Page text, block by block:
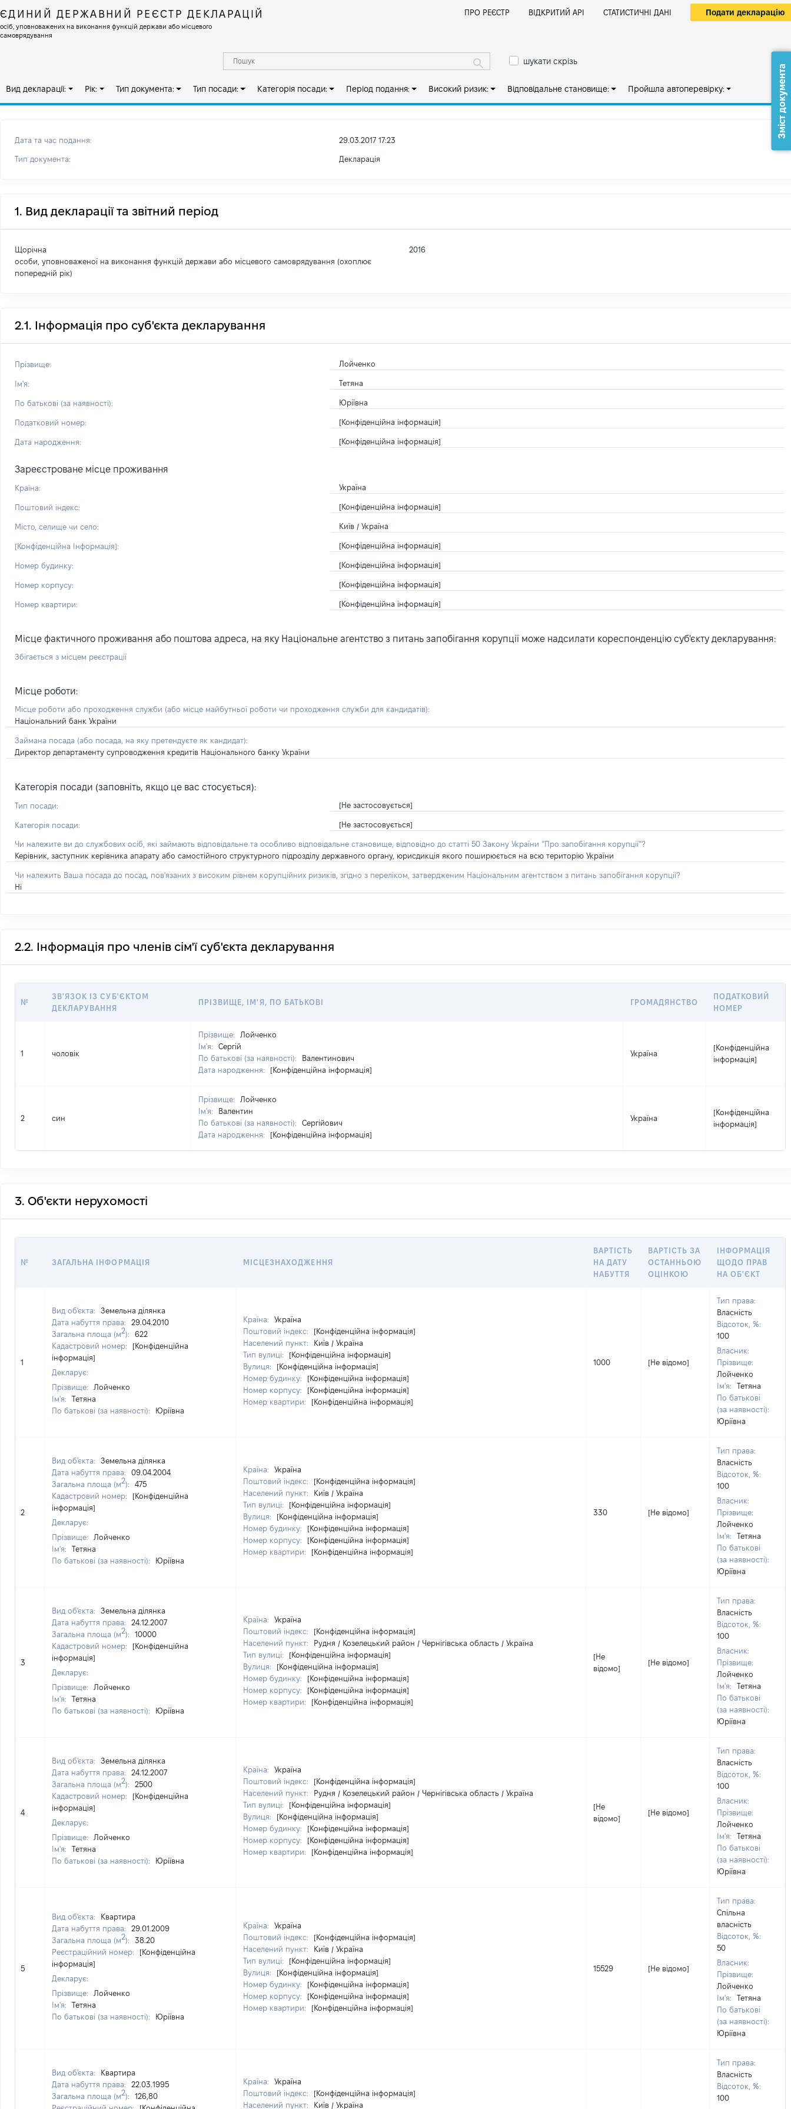
ЄДИНИЙ ДЕРЖАВНИЙ РЕЄСТР ДЕКЛАРАЦІЙ
осіб, уповноважених на виконання функцій держави або місцевого
самоврядування
ПРО РЕЄСТР ВІДКРИТИЙ АРІ СТАТИСТИЧНІ ДАНІ Подати декларацію
шукати скрізь
Вид декларації: Рік: Тип документа: Тип посади: Категорія посади: Період подання: Високий ризик: Відповідальне становище: Пройшла автоперевірку:
Дата та час подання: 29.03.2017 17:23
Тип документа: Декларація
1. Вид декларації та звітний період
Щорічна
особи, уповноваженої на виконання функцій держави або місцевого самоврядування (охоплює
попередній рік)
2016
2.1. Інформація про суб'єкта декларування
Прізвище: Лойченко
Ім'я: Тетяна
По батькові (за наявності): Юріївна
Податковий номер: [Конфіденційна інформація]
Дата народження: [Конфіденційна інформація]
Зареєстроване місце проживання
Країна: Україна
Поштовий індекс: [Конфіденційна інформація]
Місто, селище чи село: Київ / Україна
[Конфіденційна Інформація]: [Конфіденційна інформація]
Номер будинку: [Конфіденційна інформація]
Номер корпусу: [Конфіденційна інформація]
Номер квартири: [Конфіденційна інформація]
Місце фактичного проживання або поштова адреса, на яку Національне агентство з питань запобігання корупції може надсилати кореспонденцію суб'єкту декларування:
Збігається з місцем реєстрації
Місце роботи:
Місце роботи або проходження служби (або місце майбутньої роботи чи проходження служби для кандидатів):
Національний банк України
Займана посада (або посада, на яку претендуєте як кандидат):
Директор департаменту супроводження кредитів Національного банку України
Категорія посади (заповніть, якщо це вас стосується):
Тип посади: [Не застосовується]
Категорія посади: [Не застосовується]
Чи належите ви до службових осіб, які займають відповідальне та особливо відповідальне становище, відповідно до статті 50 Закону України “Про запобігання корупції”?
Керівник, заступник керівника апарату або самостійного структурного підрозділу державного органу, юрисдикція якого поширюється на всю територію України
Чи належить Ваша посада до посад, пов'язаних з високим рівнем корупційних ризиків, згідно з переліком, затвердженим Національним агентством з питань запобігання корупції?
Ні
2.2. Інформація про членів сім'ї суб'єкта декларування
№
ЗВ'ЯЗОК ІЗ СУБ'ЄКТОМ
ДЕКЛАРУВАННЯ
ПРІЗВИЩЕ, ІМ'Я, ПО БАТЬКОВІ ГРОМАДЯНСТВО
ПОДАТКОВИЙ
НОМЕР
1 чоловік
Прізвище:
Лойченко
Ім'я:
Сергій
По батькові (за наявності):
Валентинович
Дата народження:
[Конфіденційна інформація]
Україна
[Конфіденційна
інформація]
2 син
Прізвище:
Лойченко
Ім'я:
Валентин
По батькові (за наявності):
Сергійович
Дата народження:
[Конфіденційна інформація]
Україна
[Конфіденційна
інформація]
3. Об'єкти нерухомості
№ ЗАГАЛЬНА ІНФОРМАЦІЯ МІСЦЕЗНАХОДЖЕННЯ
ВАРТІСТЬ
НА ДАТУ
НАБУТТЯ
ВАРТІСТЬ ЗА
ОСТАННЬОЮ
ОЦІНКОЮ
ІНФОРМАЦІЯ
ЩОДО ПРАВ
НА ОБ'ЄКТ
1
Вид об'єкта:
Земельна ділянка
Дата набуття права:
29.04.2010
Загальна площа (м2):
622
Кадастровий номер:
[Конфіденційна
інформація]
Декларує:
Прізвище:
Лойченко
Ім'я:
Тетяна
По батькові (за наявності):
Юріївна
Країна:
Україна
Поштовий індекс:
[Конфіденційна інформація]
Населений пункт:
Київ / Україна
Тип вулиці:
[Конфіденційна інформація]
Вулиця:
[Конфіденційна інформація]
Номер будинку:
[Конфіденційна інформація]
Номер корпусу:
[Конфіденційна інформація]
Номер квартири:
[Конфіденційна інформація]
1000 [Не відомо]
Тип права:
Власність
Відсоток, %:
100
Власник:
Прізвище:
Лойченко
Ім'я:
Тетяна
По батькові
(за наявності):
Юріївна
2
Вид об'єкта:
Земельна ділянка
Дата набуття права:
09.04.2004
Загальна площа (м2):
475
Кадастровий номер:
[Конфіденційна
інформація]
Декларує:
Прізвище:
Лойченко
Ім'я:
Тетяна
По батькові (за наявності):
Юріївна
Країна:
Україна
Поштовий індекс:
[Конфіденційна інформація]
Населений пункт:
Київ / Україна
Тип вулиці:
[Конфіденційна інформація]
Вулиця:
[Конфіденційна інформація]
Номер будинку:
[Конфіденційна інформація]
Номер корпусу:
[Конфіденційна інформація]
Номер квартири:
[Конфіденційна інформація]
330 [Не відомо]
Тип права:
Власність
Відсоток, %:
100
Власник:
Прізвище:
Лойченко
Ім'я:
Тетяна
По батькові
(за наявності):
Юріївна
3
Вид об'єкта:
Земельна ділянка
Дата набуття права:
24.12.2007
Загальна площа (м2):
10000
Кадастровий номер:
[Конфіденційна
інформація]
Декларує:
Прізвище:
Лойченко
Ім'я:
Тетяна
По батькові (за наявності):
Юріївна
Країна:
Україна
Поштовий індекс:
[Конфіденційна інформація]
Населений пункт:
Рудня / Козелецький район / Чернігівська область / Україна
Тип вулиці:
[Конфіденційна інформація]
Вулиця:
[Конфіденційна інформація]
Номер будинку:
[Конфіденційна інформація]
Номер корпусу:
[Конфіденційна інформація]
Номер квартири:
[Конфіденційна інформація]
[Не
відомо]
[Не відомо]
Тип права:
Власність
Відсоток, %:
100
Власник:
Прізвище:
Лойченко
Ім'я:
Тетяна
По батькові
(за наявності):
Юріївна
4
Вид об'єкта:
Земельна ділянка
Дата набуття права:
24.12.2007
Загальна площа (м2):
2500
Кадастровий номер:
[Конфіденційна
інформація]
Декларує:
Прізвище:
Лойченко
Ім'я:
Тетяна
По батькові (за наявності):
Юріївна
Країна:
Україна
Поштовий індекс:
[Конфіденційна інформація]
Населений пункт:
Рудня / Козелецький район / Чернігівська область / Україна
Тип вулиці:
[Конфіденційна інформація]
Вулиця:
[Конфіденційна інформація]
Номер будинку:
[Конфіденційна інформація]
Номер корпусу:
[Конфіденційна інформація]
Номер квартири:
[Конфіденційна інформація]
[Не
відомо]
[Не відомо]
Тип права:
Власність
Відсоток, %:
100
Власник:
Прізвище:
Лойченко
Ім'я:
Тетяна
По батькові
(за наявності):
Юріївна
5
Вид об'єкта:
Квартира
Дата набуття права:
29.01.2009
Загальна площа (м2):
38.20
Реєстраційний номер:
[Конфіденційна
інформація]
Декларує:
Прізвище:
Лойченко
Ім'я:
Тетяна
По батькові (за наявності):
Юріївна
Країна:
Україна
Поштовий індекс:
[Конфіденційна інформація]
Населений пункт:
Київ / Україна
Тип вулиці:
[Конфіденційна інформація]
Вулиця:
[Конфіденційна інформація]
Номер будинку:
[Конфіденційна інформація]
Номер корпусу:
[Конфіденційна інформація]
Номер квартири:
[Конфіденційна інформація]
15529 [Не відомо]
Тип права:
Спільна
власність
Відсоток, %:
50
Власник:
Прізвище:
Лойченко
Ім'я:
Тетяна
По батькові
(за наявності):
Юріївна
Вид об'єкта:
Квартира
Дата набуття права:
22.03.1995
Загальна площа (м2):
126,80
Країна:
Україна
Поштовий індекс:
[Конфіденційна інформація]
Населений пункт:
Київ / Україна
Тип права:
Власність
Відсоток, %:
100
Зміст документа